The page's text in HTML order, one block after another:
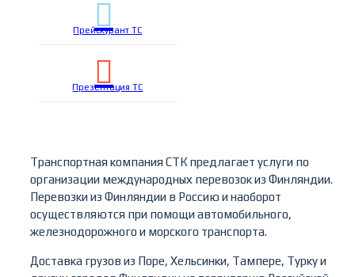
Прейскурант ТС
Презентация ТС
Транспортная компания СТК предлагает услуги по
организации международных перевозок из Финляндии.
Перевозки из Финляндии в Россию и наоборот
осуществляются при помощи автомобильного,
железнодорожного и морского транспорта.
Доставка грузов из Поре, Хельсинки, Тампере, Турку и